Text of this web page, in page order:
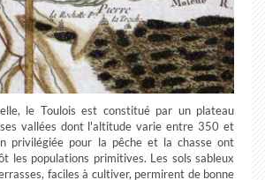
le Toulois est constitué par un plateau
vallées dont l'altitude varie entre 350 et
privilégiée pour la pêche et la chasse ont
les populations primitives. Les sols sableux
faciles à cultiver, permirent de bonne